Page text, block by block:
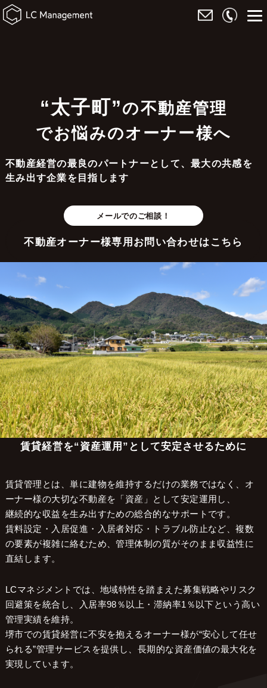
“太子町”の不動産管理
でお悩みのオーナー様へ
不動産経営の最良のパートナーとして、最大の共感を
生み出す企業を目指します
メールでのご相談！
不動産オーナー様専用お問い合わせはこちら
大阪の不動産管理会社 株式会社LCマネジメント>不動産管理エリア>太子町
太子町で賃貸管理をお考えの
オーナー様へ
賃貸経営を“資産運用”として安定させるために
賃貸管理とは、単に建物を維持するだけの業務ではなく、オ
ーナー様の大切な不動産を「資産」として安定運用し、
継続的な収益を生み出すための総合的なサポートです。
賃料設定・入居促進・入居者対応・トラブル防止など、複数
の要素が複雑に絡むため、管理体制の質がそのまま収益性に
直結します。
LCマネジメントでは、地域特性を踏まえた募集戦略やリスク
回避策を統合し、入居率98％以上・滞納率1％以下という高い
管理実績を維持。
堺市での賃貸経営に不安を抱えるオーナー様が“安心して任せ
られる”管理サービスを提供し、長期的な資産価値の最大化を
実現しています。